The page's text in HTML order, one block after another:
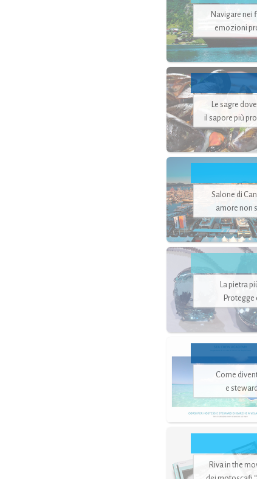
Navigare nei
emozioni
Le sagre
il sapore più
Salone di
amore non
La pietra
Protegge
Come
e
Riva in the